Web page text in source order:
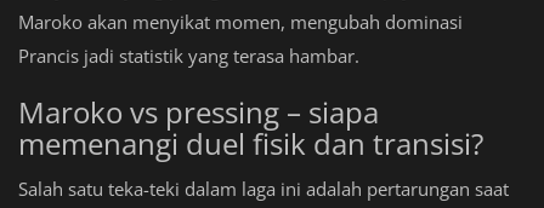
Maroko akan menyikat momen, mengubah dominasi
Prancis jadi statistik yang terasa hambar.
Maroko vs pressing – siapa
memenangi duel fisik dan transisi?
Salah satu teka-teki dalam laga ini adalah pertarungan saat